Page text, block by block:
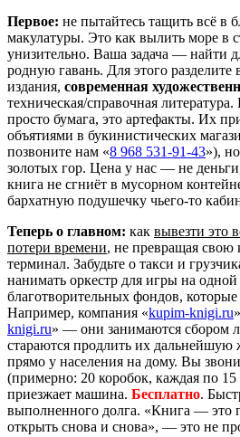
Первое: не пытайтесь тащить всё в
макулатуры. Это как вылить море в
унизительно. Ваша задача — найти
родную гавань. Для этого разделите
издания, современная
техническая/справочная
просто бумага, это артефакты. Их
объятиями в букинистических
позвоните нам «8 968 531-91-43»),
золотых гор. Цена у нас — не
книга не сгниёт в мусорном
бархатную подушечку чьего-то
Теперь о главном: как вывезти это
потери времени, не превращая свою
терминал. Забудьте о такси и
нанимать оркестр для игры на
благотворительных фондов,
Например, компания «kupim-knigi.ru
knigi.ru» — они занимаются сбором
стараются продлить их дальнейшую
прямо у населения на дому. Вы
(примерно: 20 коробок, каждая по 15
приезжает машина. Бесплатно.
выполненного долга. «Книга — это
открыть снова и снова», — это не